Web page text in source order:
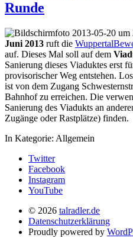
Runde
Juni 2013 ruft die
auf. Dieses Mal soll auf dem
Sanierung dieses Viaduktes erst
provisorischer Weg entstehen.
ist von dem Zugang
Bahnhof zu erreichen. Die
Sanierung des Viadukts an
Zugänge oder Rastplätze) finden.
In Kategorie: Allgemein
Twitter
Facebook
Instagram
YouTube
© 2026 talradler.de
Datenschutzerklärung
Proudly powered by